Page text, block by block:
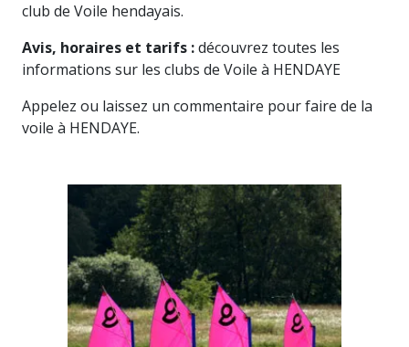
club de Voile hendayais.
Avis, horaires et tarifs :découvrez toutes les
informations sur les clubs de Voile à HENDAYE
Appelez ou laissez un commentaire pour faire de la
voile à HENDAYE.